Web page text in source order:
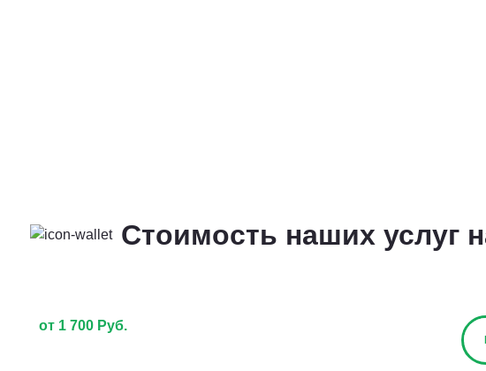
Стоимость наших услуг
от 1 700 Руб.